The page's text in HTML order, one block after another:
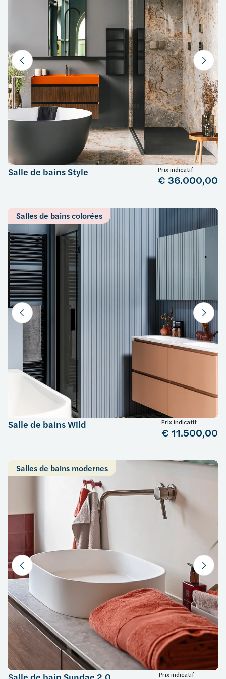
Salle de bains Style Prix indicatif
€ 36.000,00
Salles de bains colorées
Salle de bains Wild Prix indicatif
€ 11.500,00
Salles de bains modernes
Prix indicatif